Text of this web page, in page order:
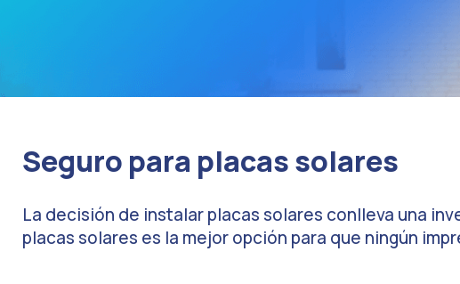
Seguro para placas solares
La decisión de instalar placas solares conlleva una
placas solares es la mejor opción para que ningún